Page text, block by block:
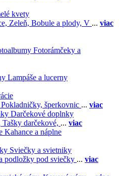
kvety
Zeleň, Bobule a plody, V ... viac
Fotorámčeky a
Lampáše a lucerny
Pokladničky, šperkovnic ... viac
Darčekové doplnky
Tašky darčekové, ... viac
Kahance a náplne
Sviečky a svietniky
podložky pod sviečky ... viac